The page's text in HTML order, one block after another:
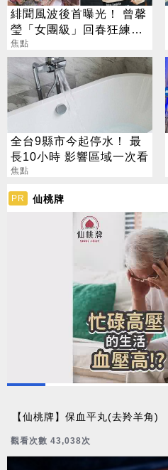
緋聞風波後首曝光！ 曾馨
瑩「女團級」回春狂練舞
郭董獨自公園散步
焦點
全台9縣市今起停水！ 最
長10小時 影響區域一次看
焦點
PR 仙桃牌
【仙桃牌】保血平丸(去羚羊角)
觀看次數 43,038次